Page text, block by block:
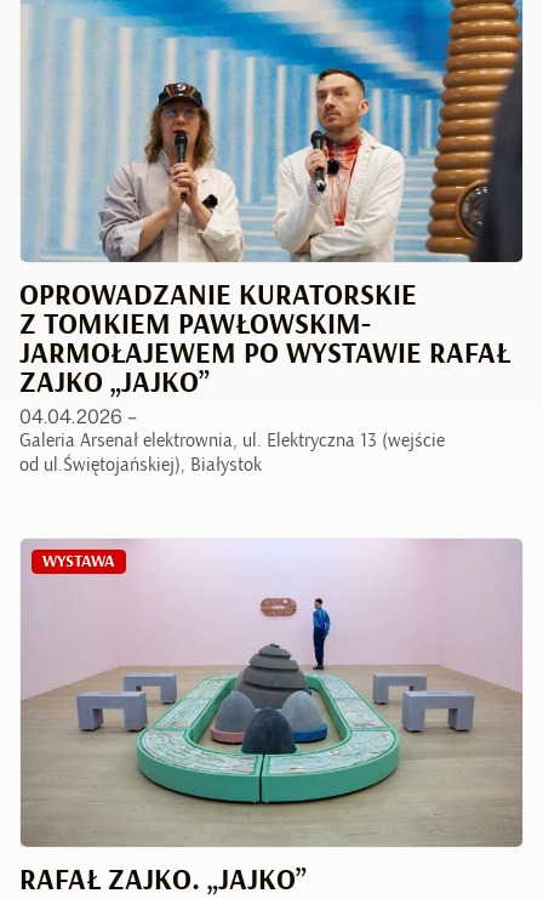
OPROWADZANIE KURATORSKIE
Z TOMKIEM PAWŁOWSKIM-
JARMOŁAJEWEM PO WYSTAWIE RAFAŁ
ZAJKO „JAJKO”
04.04.2026 –
Galeria Arsenał elektrownia, ul. Elektryczna 13 (wejście
od ul.Świętojańskiej), Białystok
WYSTAWA
RAFAŁ ZAJKO. „JAJKO”